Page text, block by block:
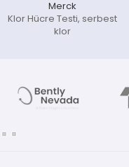
Merck
Klor Hücre Testi, serbest
klor